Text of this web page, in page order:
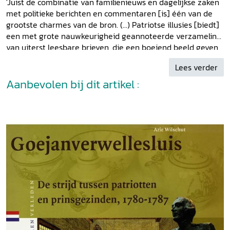
met politieke berichten en commentaren [is] één van de
grootste charmes van de bron. (...) Patriotse illusies [biedt]
een met grote nauwkeurigheid geannoteerde verzameling
van uiterst leesbare brieven, die een boeiend beeld geven
hoe de turbulente jaren tachtig het gezin van Matthias van
Tijdschrift voor
Geschiedenis 116(2003)
Lees verder
Aanbevolen bij dit artikel :